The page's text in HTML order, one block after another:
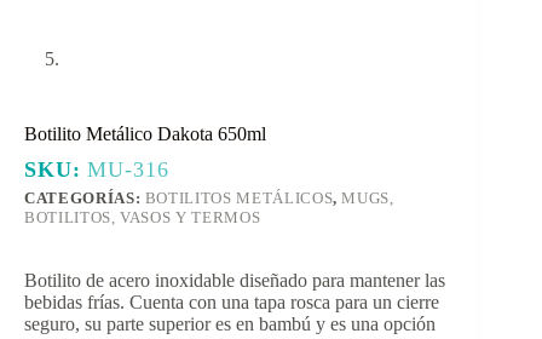
Botilito Metálico Dakota 650ml
SKU:MU-316
CATEGORÍAS: BOTILITOS METÁLICOS,MUGS,
BOTILITOS, VASOS Y TERMOS
Botilito de acero inoxidable diseñado para mantener las
bebidas frías. Cuenta con una tapa rosca para un cierre
seguro, su parte superior es en bambú y es una opción